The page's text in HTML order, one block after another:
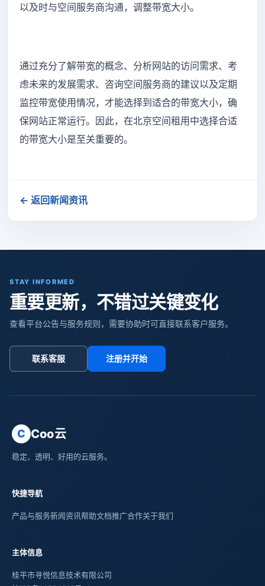
以及时与空间服务商沟通，调整带宽大小。
通过充分了解带宽的概念、分析网站的访问需求、考
虑未来的发展需求、咨询空间服务商的建议以及定期
监控带宽使用情况，才能选择到适合的带宽大小，确
保网站正常运行。因此，在北京空间租用中选择合适
的带宽大小是至关重要的。
← 返回新闻资讯
STAY INFORMED
重要更新，不错过关键变化
查看平台公告与服务规则，需要协助时可直接联系客户服务。
联系客服 注册并开始
C Coo云
稳定、透明、好用的云服务。
快捷导航
产品与服务新闻资讯帮助文档推广合作关于我们
主体信息
桂平市寻悦信息技术有限公司